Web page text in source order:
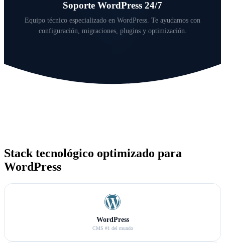
Soporte WordPress 24/7
Equipo técnico especializado en WordPress. Te ayudamos con
configuración, migraciones, plugins y optimización.
Stack tecnológico optimizado para
WordPress
WordPress
CMS #1 del mundo